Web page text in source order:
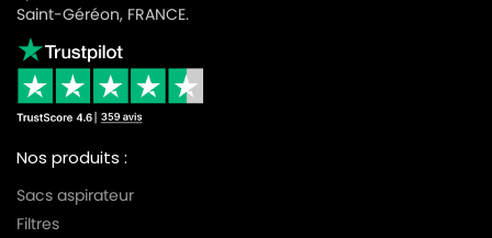
Saint-Géréon, FRANCE.
Nos produits :
Sacs aspirateur
Filtres